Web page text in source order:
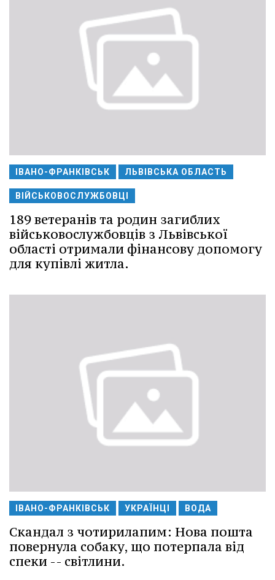
ІВАНО-ФРАНКІВСЬК ЛЬВІВСЬКА ОБЛАСТЬ
ВІЙСЬКОВОСЛУЖБОВЦІ
189 ветеранів та родин загиблих
військовослужбовців з Львівської
області отримали фінансову допомогу
для купівлі житла.
ІВАНО-ФРАНКІВСЬК УКРАЇНЦІ ВОДА
Скандал з чотирилапим: Нова пошта
повернула собаку, що потерпала від
спеки -- світлини.